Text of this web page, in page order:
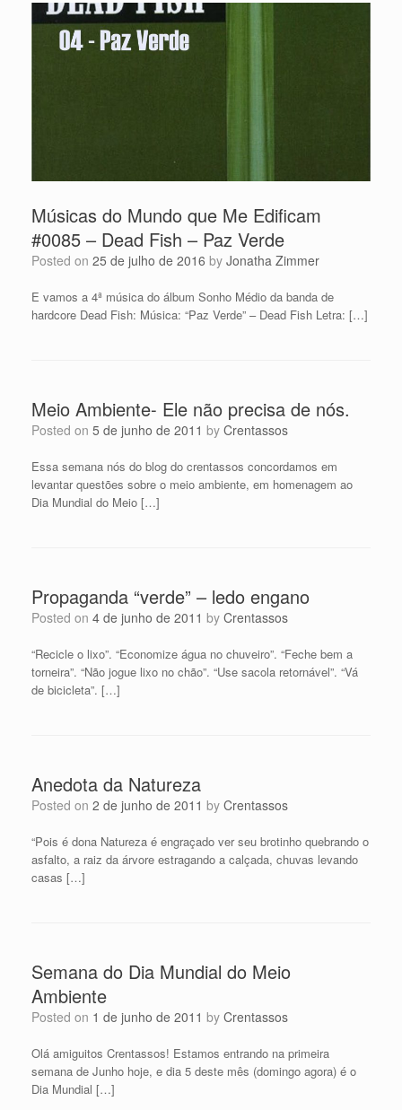
Músicas do Mundo que Me Edificam
#0085 – Dead Fish – Paz Verde
Posted on 25 de julho de 2016 by Jonatha Zimmer
E vamos a 4ª música do álbum Sonho Médio da banda de
hardcore Dead Fish: Música: “Paz Verde” – Dead Fish Letra: […]
Meio Ambiente- Ele não precisa de nós.
Posted on 5 de junho de 2011 by Crentassos
Essa semana nós do blog do crentassos concordamos em
levantar questões sobre o meio ambiente, em homenagem ao
Dia Mundial do Meio […]
Propaganda “verde” – ledo engano
Posted on 4 de junho de 2011 by Crentassos
“Recicle o lixo”. “Economize água no chuveiro”. “Feche bem a
torneira”. “Não jogue lixo no chão”. “Use sacola retornável”. “Vá
de bicicleta”. […]
Anedota da Natureza
Posted on 2 de junho de 2011 by Crentassos
“Pois é dona Natureza é engraçado ver seu brotinho quebrando o
asfalto, a raiz da árvore estragando a calçada, chuvas levando
casas […]
Semana do Dia Mundial do Meio
Ambiente
Posted on 1 de junho de 2011 by Crentassos
Olá amiguitos Crentassos! Estamos entrando na primeira
semana de Junho hoje, e dia 5 deste mês (domingo agora) é o
Dia Mundial […]